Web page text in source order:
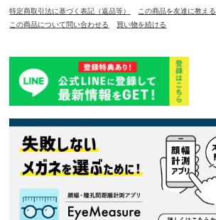
特定商取引法に基づく表記（返品等）
この商品を友達に教える
この商品について問い合わせる
買い物を続ける